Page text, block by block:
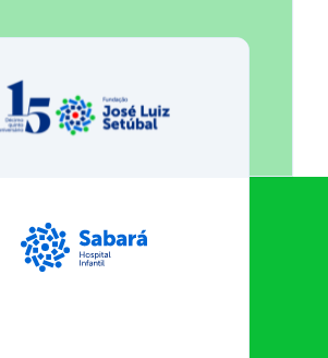
Fundação José Luiz Egydio
Sabará Hospital Infantil